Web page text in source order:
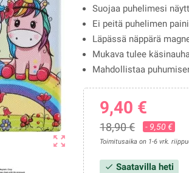
zoom_out_map
Suojaa puhelimesi
Ei peitä puhelimen
Läpässä näppärä
Mukava tulee
Mahdollistaa
9,40 €
18,90 € - 9,50 €
Toimitusaika on 1-6 vrk.
check Saatavilla heti